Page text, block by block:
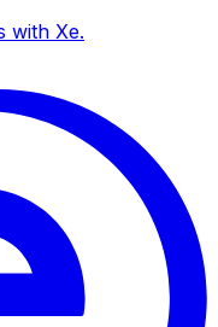
with Xe.